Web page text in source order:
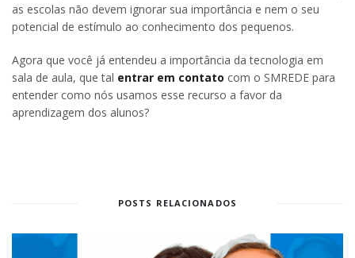
as escolas não devem ignorar sua importância e nem o seu
potencial de estímulo ao conhecimento dos pequenos.
Agora que você já entendeu a importância da tecnologia em
sala de aula, que tal entrar em contato com o SMREDE para
entender como nós usamos esse recurso a favor da
aprendizagem dos alunos?
POSTS RELACIONADOS